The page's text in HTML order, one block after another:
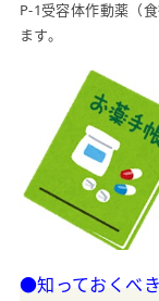
P-1受容体作動薬（
ます。
●知っておくべ